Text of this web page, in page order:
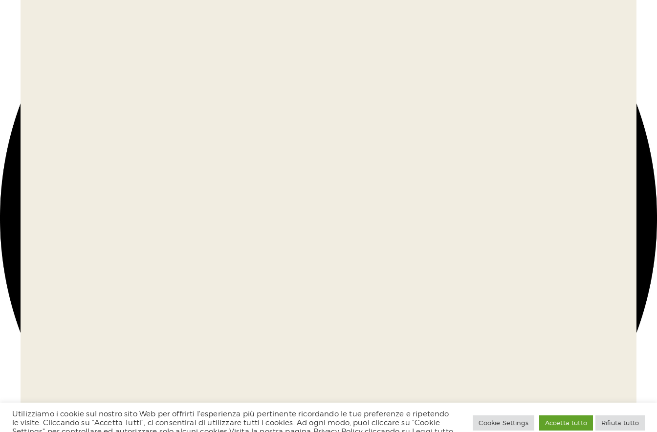
Utilizziamo i cookie sul nostro sito Web per offrirti l'esperienza più pertinente ricordando le tue preferenze e ripetendo
le visite. Cliccando su “Accetta Tutti”, ci consentirai di utilizzare tutti i cookies. Ad ogni modo, puoi cliccare su "Cookie
Cookie Settings Accetta tutto Rifiuta tutto